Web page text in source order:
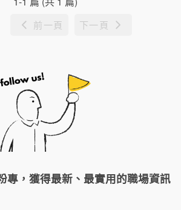
前一頁 下一頁
專，獲得最新、最實用的職場資訊